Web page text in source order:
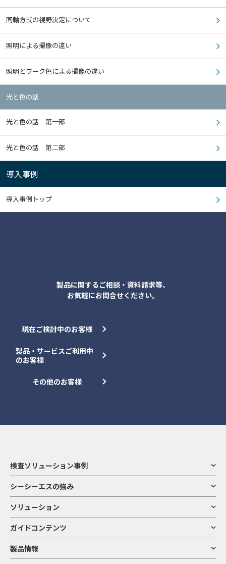
同軸方式の視野決定について
照明による撮像の違い
照明とワーク色による撮像の違い
光と色の話
光と色の話 第一部
光と色の話 第二部
導入事例
導入事例トップ
製品に関するご相談・資料請求等、
お気軽にお問合せください。
現在ご検討中のお客様
製品・サービスご利用中
のお客様
その他のお客様
検査ソリューション事例
シーシーエスの強み
ソリューション
ガイドコンテンツ
製品情報